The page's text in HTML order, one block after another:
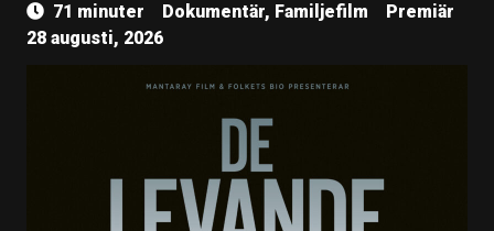
71 minuter Dokumentär, Familjefilm
Premiär
28 augusti, 2026